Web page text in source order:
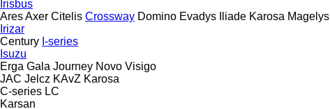
Irisbus
AresAxer Citelis Crossway Domino Evadys Iliade Karosa Magelys
Irizar
Century I-series
Isuzu
Erga Gala Journey Novo Visigo
JAC Jelcz KAvZ Karosa
C-series LC
Karsan